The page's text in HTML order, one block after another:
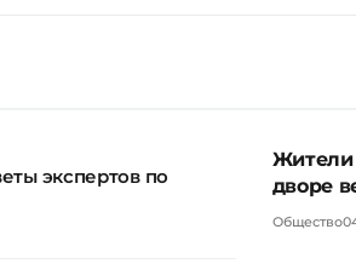
экспертов по
Жители
дворе
Общество